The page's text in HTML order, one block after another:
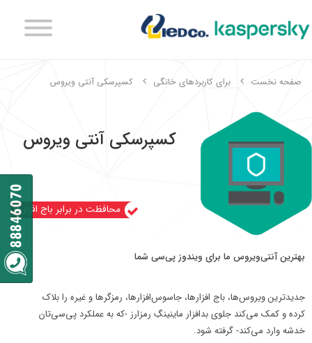
صفحه نخست برای کاربردهای خانگی کسپرسکی آنتی ویروس
کسپرسکی آنتی ویروس
محافظت در برابر باج افزارها
بهترین آنتی‌ویروس ما برای ویندوز پی‌سی شما
جدیدترین ویروس‌ها، باج افزارها، جاسوس‌افزارها، رمزگرها و غیره را بلاک
کرده و کمک می‌کند جلوی بدافزار ماینینگِ رمزارز -که به عملکرد پی‌سی‌تان
خدشه وارد می‌کند- گرفته شود.